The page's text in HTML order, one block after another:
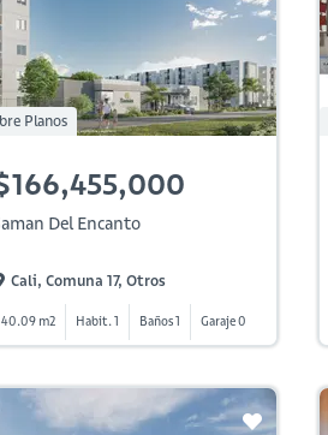
Planos
Del Encanto
Cali, Comuna 17, Otros
40.09 m2 Habit. 1 Baños 1 Garaje 0